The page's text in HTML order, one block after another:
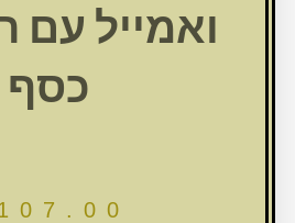
ואמייל עם
כסף
107.00